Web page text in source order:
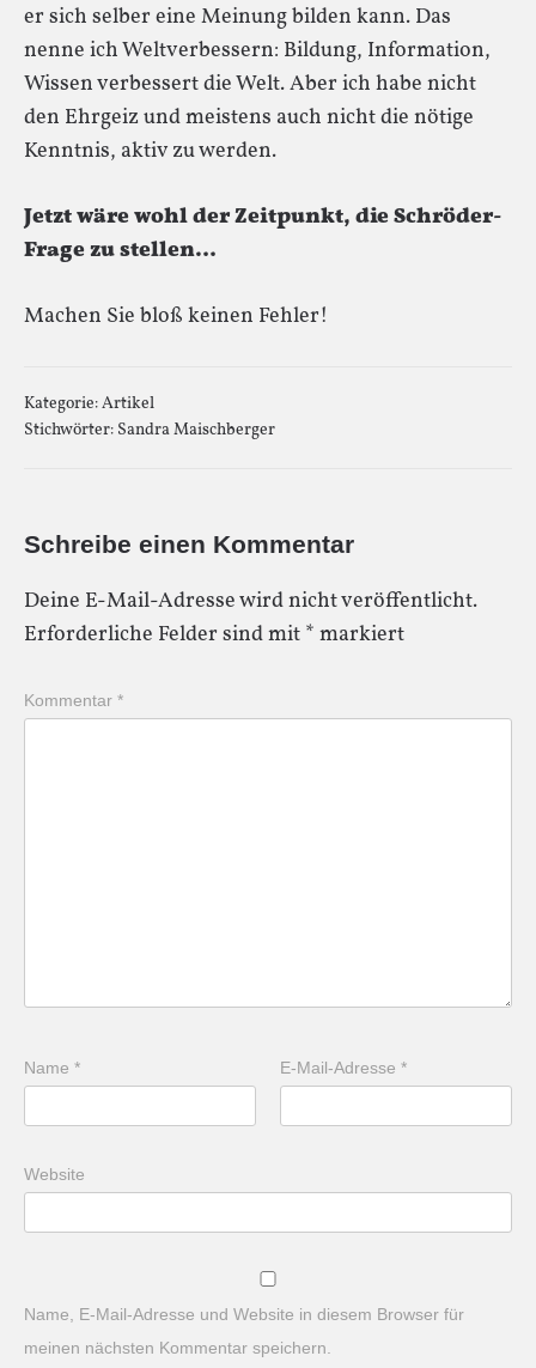
er sich selber eine Meinung bilden kann. Das
nenne ich Weltverbessern: Bildung, Information,
Wissen verbessert die Welt. Aber ich habe nicht
den Ehrgeiz und meistens auch nicht die nötige
Kenntnis, aktiv zu werden.
Jetzt wäre wohl der Zeitpunkt, die Schröder-
Frage zu stellen…
Machen Sie bloß keinen Fehler!
Kategorie:Artikel
Stichwörter: Sandra Maischberger
Schreibe einen Kommentar
Deine E-Mail-Adresse wird nicht veröffentlicht.
Erforderliche Felder sind mit * markiert
Kommentar *
Name * E-Mail-Adresse*
Website
Name, E-Mail-Adresse und Website in diesem Browser für
meinen nächsten Kommentar speichern.